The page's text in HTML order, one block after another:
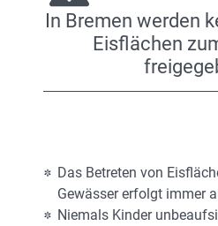
In Bremen werden
Eisflächen
Das Betreten von
Gewässer erfolgt immer
Niemals Kinder